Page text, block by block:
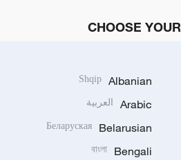
CHOOSE
Albanian
Shqip
Arabic العربية
Belarusian
Беларуская
Bengali
বাংলা